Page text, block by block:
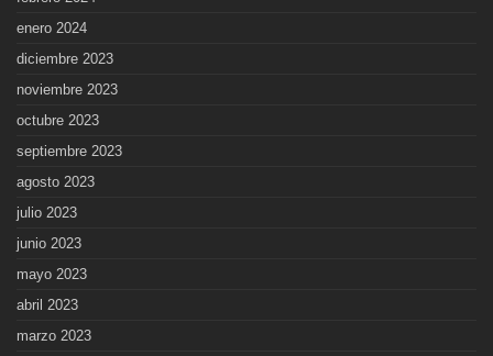
enero 2024
diciembre 2023
noviembre 2023
octubre 2023
septiembre 2023
agosto 2023
julio 2023
junio 2023
mayo 2023
abril 2023
marzo 2023